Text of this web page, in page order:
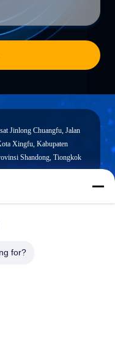
Jinlong Chuangfu, Jalan
Xingfu, Kabupaten
Shandong, Tiongkok
for?